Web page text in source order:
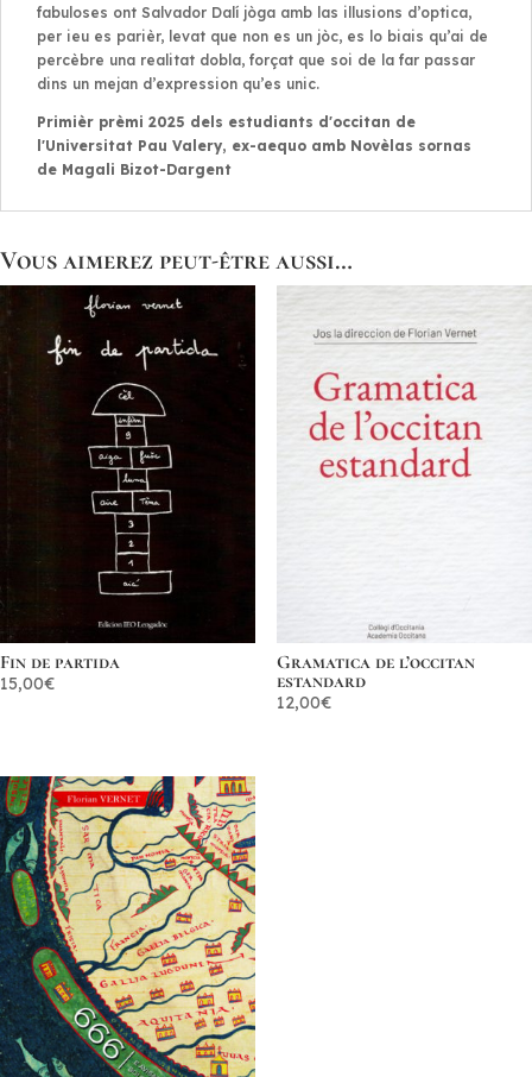
fabuloses ont Salvador Dalí jòga amb las illusions d’optica,
per ieu es parièr, levat que non es un jòc, es lo biais qu’ai de
percèbre una realitat dobla, forçat que soi de la far passar
dins un mejan d’expression qu’es unic.
Primièr prèmi 2025 dels estudiants d'occitan de
l'Universitat Pau Valery, ex-aequo amb Novèlas sornas
de Magali Bizot-Dargent
Vous aimerez peut-être aussi…
Fin de partida
15,00€
Gramatica de l’occitan
estandard
12,00€